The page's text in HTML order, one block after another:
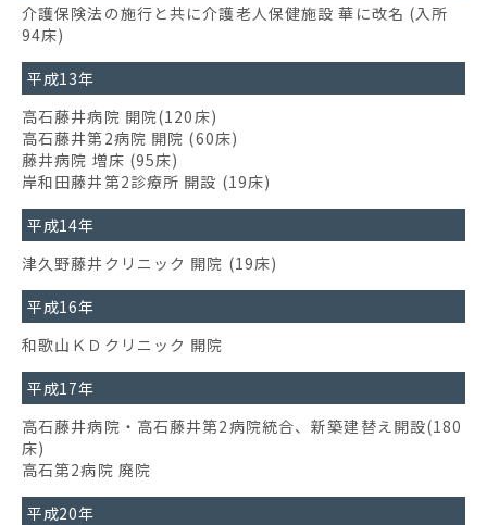
介護保険法の施行と共に介護老人保健施設 華に改名 (入所
94床)
平成13年
高石藤井病院 開院(120床)
高石藤井第2病院 開院 (60床)
藤井病院 増床 (95床)
岸和田藤井第2診療所 開設 (19床)
平成14年
津久野藤井クリニック 開院 (19床)
平成16年
和歌山ＫＤクリニック 開院
平成17年
高石藤井病院・高石藤井第2病院統合、新築建替え開設(180
床)
高石第2病院 廃院
平成20年